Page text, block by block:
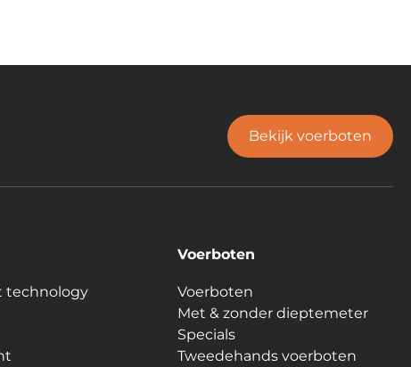
Bekijk voerboten
technology
Voerboten
Voerboten
Met & zonder dieptemeter
Specials
Tweedehands voerboten